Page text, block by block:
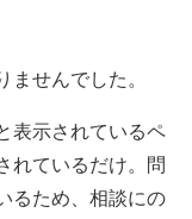
ませんでした。
表示されているペ
れているだけ。問
るため、相談にの